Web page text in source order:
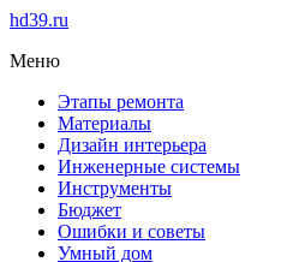
hd39.ru
Меню
Этапы ремонта
Материалы
Дизайн интерьера
Инженерные системы
Инструменты
Бюджет
Ошибки и советы
Умный дом